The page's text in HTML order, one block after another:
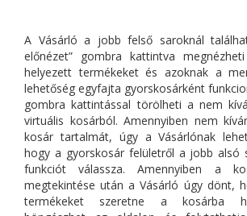
A Vásárló a jobb felső saroknál
előnézet” gombra kattintva
helyezett termékeket és azoknak a
lehetőség egyfajta gyorskosárként
gombra kattintással törölheti a nem
virtuális kosárból. Amennyiben nem
kosár tartalmát, úgy a Vásárlónak
hogy a gyorskosár felületről a jobb alsó
funkciót válassza. Amennyiben a
megtekintése után a Vásárló úgy dönt,
termékeket szeretne a kosárba